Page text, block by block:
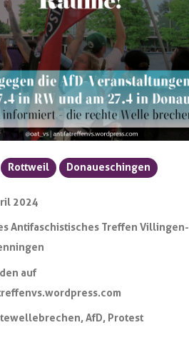
Rottweil Donaueschingen
2024
Antifaschistisches Treffen Villingen-
auf
,AfD, Protest